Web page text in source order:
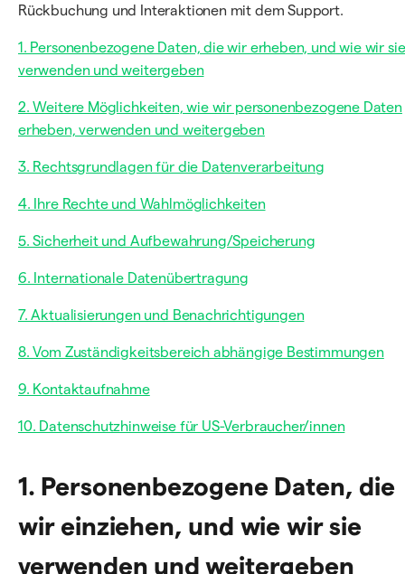
Rückbuchung und Interaktionen mit dem Support.
1. Personenbezogene Daten, die wir erheben, und wie wir sie
verwenden und weitergeben
2. Weitere Möglichkeiten, wie wir personenbezogene Daten
erheben, verwenden und weitergeben
3. Rechtsgrundlagen für die Datenverarbeitung
4. Ihre Rechte und Wahlmöglichkeiten
5. Sicherheit und Aufbewahrung/Speicherung
6. Internationale Datenübertragung
7. Aktualisierungen und Benachrichtigungen
8. Vom Zuständigkeitsbereich abhängige Bestimmungen
9. Kontaktaufnahme
10. Datenschutzhinweise für US-Verbraucher/innen
1. Personenbezogene Daten, die
wir einziehen, und wie wir sie
verwenden und weitergeben